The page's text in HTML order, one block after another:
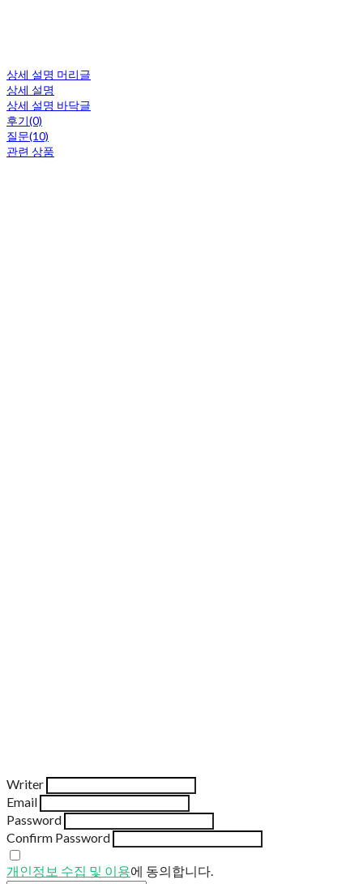
상세 설명 머리글
상세 설명
상세 설명 바닥글
후기(0)
질문(10)
관련 상품
Writer
Email
Password
Confirm Password
개인정보 수집 및 이용에 동의합니다.